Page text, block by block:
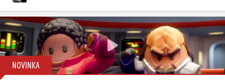
NOVINKA